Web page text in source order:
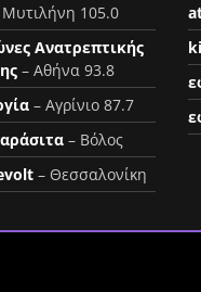
Μυτιλήνη 105.0
Ανατρεπτικής
– Αθήνα 93.8
– Αγρίνιο 87.7
– Βόλος
– Θεσσαλονίκη